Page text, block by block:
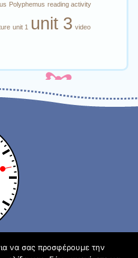
Polyphemus reading activity
unit 1 unit 3 video
να σας προσφέρουμε την